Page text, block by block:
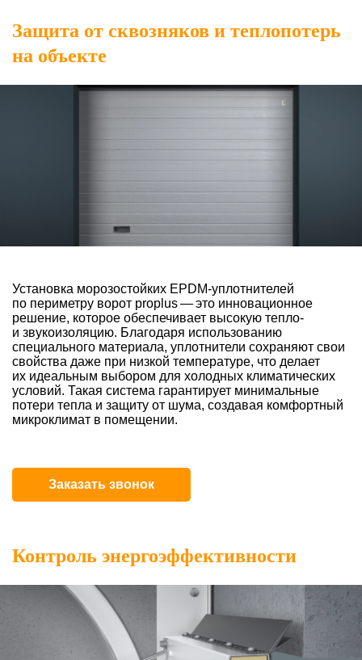
Защита от сквозняков и теплопотерь
на объекте
Установка морозостойких EPDM-уплотнителей
по периметру ворот proplus — это инновационное
решение, которое обеспечивает высокую тепло-
и звукоизоляцию. Благодаря использованию
специального материала, уплотнители сохраняют свои
свойства даже при низкой температуре, что делает
их идеальным выбором для холодных климатических
условий. Такая система гарантирует минимальные
потери тепла и защиту от шума, создавая комфортный
микроклимат в помещении.
Заказать звонок
Контроль энергоэффективности